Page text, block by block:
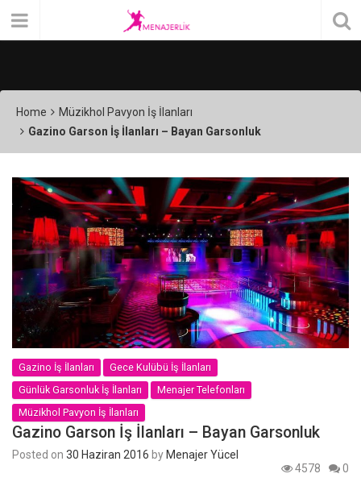
Home
Müzikhol Pavyon İş İlanları
Gazino Garson İş İlanları – Bayan Garsonluk
Gazino İş İlanları
Gece Kulübü İş İlanları
Günlük Garsonluk İş İlanları
Menajer Telefonları
Müzikhol Pavyon İş İlanları
Gazino Garson İş İlanları – Bayan Garsonluk
Posted on 30 Haziran 2016 by Menajer Yücel
4578
0